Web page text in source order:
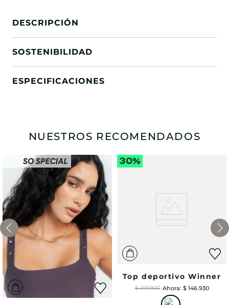
DESCRIPCIÓN
SOSTENIBILIDAD
ESPECIFICACIONES
NUESTROS RECOMENDADOS
Top deportivo Winner
$ 209.900 $ 146.930